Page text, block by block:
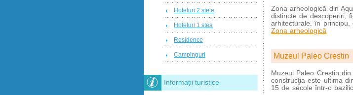
Zona arheologică din
distincte de descoperiri,
arhitecturale. în principu,
Zona arheologică
Muzeul Paleo Crestin
Muzeul Paleo Creştin
construcţia este ultima
15 de secole într-o
Hoteluri 2 stele
Hoteluri 1 stea
Residence
Campinguri
Informații turistice